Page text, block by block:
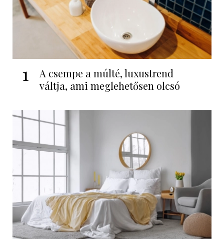
1
A csempe a múlté, luxustrend
váltja, ami meglehetősen olcsó